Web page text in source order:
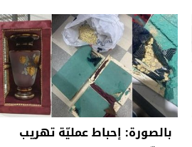
بالصورة: إحباط عمليّة تهريب